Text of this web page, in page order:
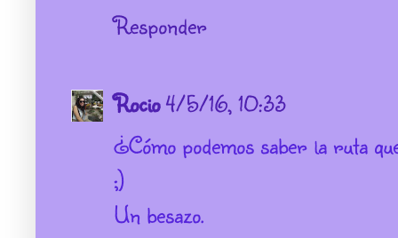
Responder
Rocio4/5/16, 10:33
¿Cómo podemos saber la ruta
;)
Un besazo.